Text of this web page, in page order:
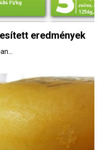
eredmények